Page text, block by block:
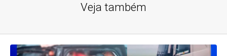
Veja também